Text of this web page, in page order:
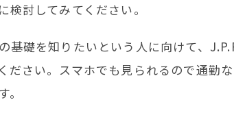
検討してみてください。
基礎を知りたいという人に向けて、
ださい。スマホでも見られるので通勤